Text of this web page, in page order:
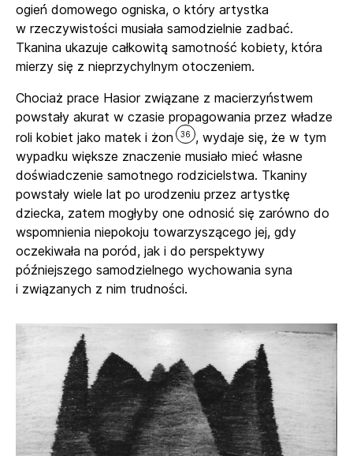
ogień domowego ogniska, o który artystka
w rzeczywistości musiała samodzielnie zadbać.
Tkanina ukazuje całkowitą samotność kobiety, która
mierzy się z nieprzychylnym otoczeniem.
Chociaż prace Hasior związane z macierzyństwem
powstały akurat w czasie propagowania przez władze
roli kobiet jako matek i żon
36
, wydaje się, że w tym
wypadku większe znaczenie musiało mieć własne
doświadczenie samotnego rodzicielstwa. Tkaniny
powstały wiele lat po urodzeniu przez artystkę
dziecka, zatem mogłyby one odnosić się zarówno do
wspomnienia niepokoju towarzyszącego jej, gdy
oczekiwała na poród, jak i do perspektywy
późniejszego samodzielnego wychowania syna
i związanych z nim trudności.